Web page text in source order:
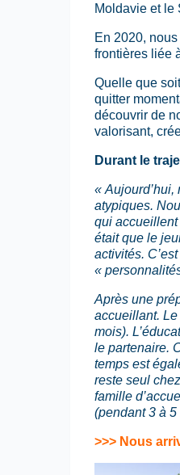
Moldavie et le
En 2020,
frontières liée
Quelle que
quitter
découvrir de
valorisant,
Durant le
«
atypiques.
qui accueillent
était que le
activités.
«
Après une
accueillant.
mois).
le partenaire.
temps est
reste seul
famille
(pendant 3 à 5
>>> Nous